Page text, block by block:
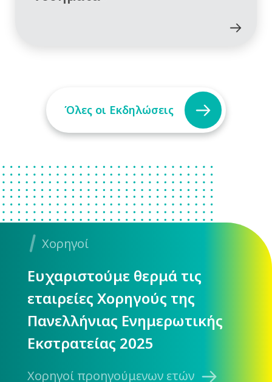
Όλες οι Εκδηλώσεις
Χορηγοί
Ευχαριστούμε θερμά τις
εταιρείες Χορηγούς της
Πανελλήνιας Ενημερωτικής
Εκστρατείας 2025
Χορηγοί προηγούμενων ετών